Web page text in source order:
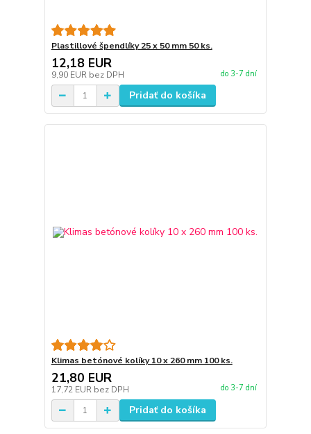
Plastillové špendlíky 25 x 50 mm 50 ks.
12,18 EUR
9,90 EUR bez DPH do 3-7 dní
Pridať do košíka
Klimas betónové kolíky 10 x 260 mm 100 ks.
21,80 EUR
17,72 EUR bez DPH do 3-7 dní
Pridať do košíka